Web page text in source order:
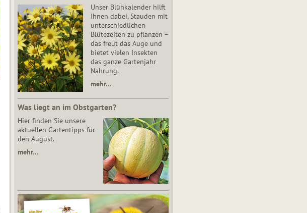
Unser Blühkalender hilft
Ihnen dabei, Stauden mit
unterschiedlichen
Blütezeiten zu pflanzen –
das freut das Auge und
bietet vielen Insekten
das ganze Gartenjahr
Nahrung.
mehr…
Was liegt an im Obstgarten?
Hier finden Sie unsere
aktuellen Gartentipps für
den August.
mehr…